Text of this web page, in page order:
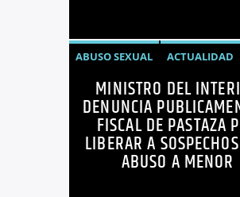
ABUSO SEXUAL
ACTUALIDAD
ECUADOR
JOHN REIMBERG
MINISTRO DEL INTERIOR
SEGURIDAD
MINISTRO DEL
DENUNCIA
FISCAL DE PASTAZA
LIBERAR A
ABUSO A MENOR